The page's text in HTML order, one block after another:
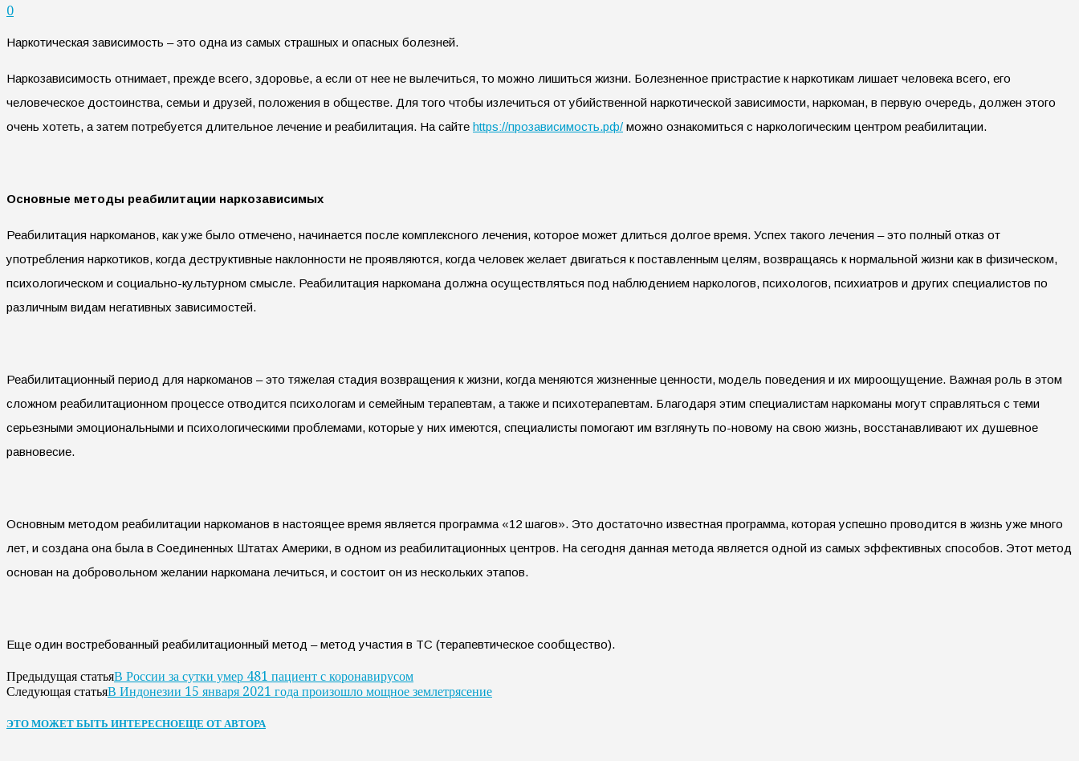
0
Наркотическая зависимость – это одна из самых страшных и опасных болезней.
Наркозависимость отнимает, прежде всего, здоровье, а если от нее не вылечиться, то можно лишиться жизни. Болезненное пристрастие к наркотикам лишает человека всего, его
человеческое достоинства, семьи и друзей, положения в обществе. Для того чтобы излечиться от убийственной наркотической зависимости, наркоман, в первую очередь, должен этого
очень хотеть, а затем потребуется длительное лечение и реабилитация. На сайте https://прозависимость.рф/ можно ознакомиться с наркологическим центром реабилитации.
Основные методы реабилитации наркозависимых
Реабилитация наркоманов, как уже было отмечено, начинается после комплексного лечения, которое может длиться долгое время. Успех такого лечения – это полный отказ от
употребления наркотиков, когда деструктивные наклонности не проявляются, когда человек желает двигаться к поставленным целям, возвращаясь к нормальной жизни как в физическом,
психологическом и социально-культурном смысле. Реабилитация наркомана должна осуществляться под наблюдением наркологов, психологов, психиатров и других специалистов по
различным видам негативных зависимостей.
Реабилитационный период для наркоманов – это тяжелая стадия возвращения к жизни, когда меняются жизненные ценности, модель поведения и их мироощущение. Важная роль в этом
сложном реабилитационном процессе отводится психологам и семейным терапевтам, а также и психотерапевтам. Благодаря этим специалистам наркоманы могут справляться с теми
серьезными эмоциональными и психологическими проблемами, которые у них имеются, специалисты помогают им взглянуть по-новому на свою жизнь, восстанавливают их душевное
равновесие.
Основным методом реабилитации наркоманов в настоящее время является программа «12 шагов». Это достаточно известная программа, которая успешно проводится в жизнь уже много
лет, и создана она была в Соединенных Штатах Америки, в одном из реабилитационных центров. На сегодня данная метода является одной из самых эффективных способов. Этот метод
основан на добровольном желании наркомана лечиться, и состоит он из нескольких этапов.
Еще один востребованный реабилитационный метод – метод участия в ТС (терапевтическое сообщество).
Предыдущая статьяВ России за сутки умер 481 пациент с коронавирусом
Следующая статьяВ Индонезии 15 января 2021 года произошло мощное землетрясение
ЭТО МОЖЕТ БЫТЬ ИНТЕРЕСНОЕЩЕ ОТ АВТОРА